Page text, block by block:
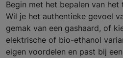
Begin met het bepalen van
Wil je het authentieke gevoel
gemak van een gashaard, of
elektrische of bio-ethanol
eigen voordelen en past bij